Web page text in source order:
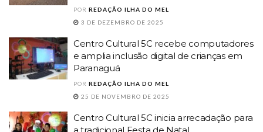
POR REDAÇÃO ILHA DO MEL
3 DE DEZEMBRO DE 2025
Centro Cultural 5C recebe computadores
e amplia inclusão digital de crianças em
Paranaguá
POR REDAÇÃO ILHA DO MEL
25 DE NOVEMBRO DE 2025
Centro Cultural 5C inicia arrecadação para